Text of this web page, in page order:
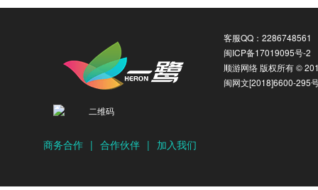
客服QQ：2286748561
闽ICP备17019095号-2
顺游网络 版权所有 ©
闽网文[2018]6600-295
商务合作 | 合作伙伴 | 加入我们